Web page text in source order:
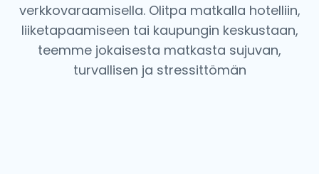
verkkovaraamisella. Olitpa matkalla hotelliin,
liiketapaamiseen tai kaupungin keskustaan,
teemme jokaisesta matkasta sujuvan,
turvallisen ja stressittömän